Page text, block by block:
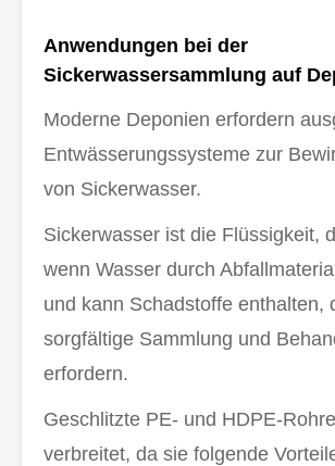
Anwendungen bei der
Sickerwassersammlung auf
Moderne Deponien erfordern
Entwässerungssysteme zur
von Sickerwasser.
Sickerwasser ist die Flüssigkeit,
wenn Wasser durch
und kann Schadstoffe enthalten,
sorgfältige Sammlung und
erfordern.
Geschlitzte PE- und HDPE-
verbreitet, da sie folgende